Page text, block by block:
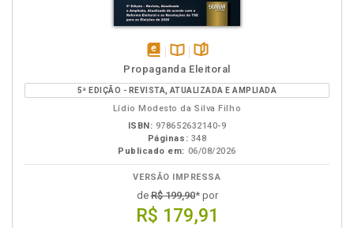
disponível
em
eBook
Disponível
na
B.V.
páginas
Propaganda Eleitoral
5ª EDIÇÃO - REVISTA, ATUALIZADA E AMPLIADA
Lídio Modesto da Silva Filho
ISBN: 978652632140-9
Páginas: 348
Publicado em: 06/08/2026
VERSÃO IMPRESSA
deR$ 199,90* por
R$ 179,91